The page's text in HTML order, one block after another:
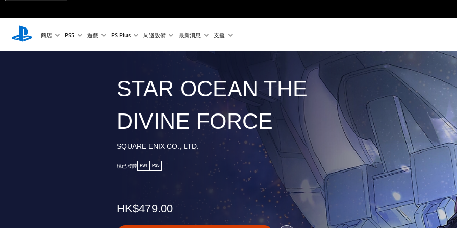
商店 PS5 遊戲 PS Plus 周邊設備 最新消息 支援
STAR OCEAN THE
DIVINE FORCE
SQUARE ENIX CO., LTD.
現已登陸 PS4 PS5
HK$479.00